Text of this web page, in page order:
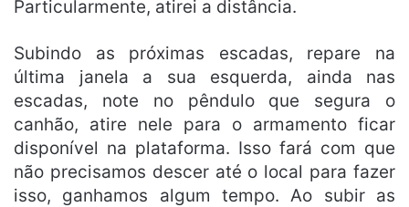
Particularmente, atirei a distância.
Subindo as próximas escadas, repare na
última janela a sua esquerda, ainda nas
escadas, note no pêndulo que segura o
canhão, atire nele para o armamento ficar
disponível na plataforma. Isso fará com que
não precisamos descer até o local para fazer
isso, ganhamos algum tempo. Ao subir as